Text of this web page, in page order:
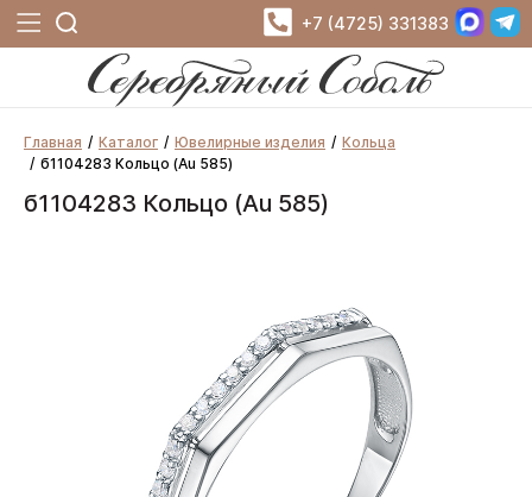
+7 (4725) 331383
Главная Каталог Ювелирные изделия
Кольца
б1104283 Кольцо (Au 585)
б1104283 Кольцо (Au 585)